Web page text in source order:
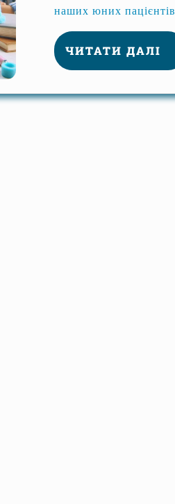
наших юних пацієнтів
ЧИТАТИ ДАЛІ